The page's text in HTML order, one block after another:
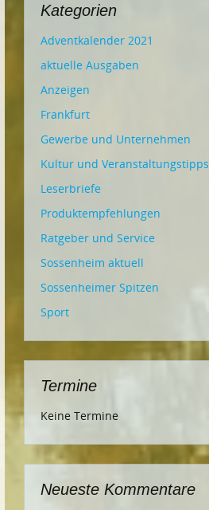
Kategorien
Adventkalender 2021
aktuelle Ausgaben
Anzeigen
Frankfurt
Gewerbe und Unternehmen
Kultur und Veranstaltungstipps
Leserbriefe
Produktempfehlungen
Ratgeber und Service
Sossenheim aktuell
Sossenheimer Spitzen
Sport
Termine
Keine Termine
Neueste Kommentare